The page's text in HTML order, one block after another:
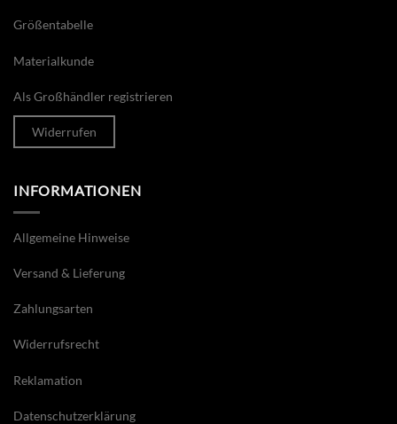
Größentabelle
Materialkunde
Als Großhändler registrieren
Widerrufen
INFORMATIONEN
Allgemeine Hinweise
Versand & Lieferung
Zahlungsarten
Widerrufsrecht
Reklamation
Datenschutzerklärung